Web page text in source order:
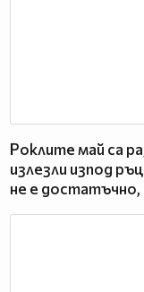
Роклите май са
излезли изпод
не е